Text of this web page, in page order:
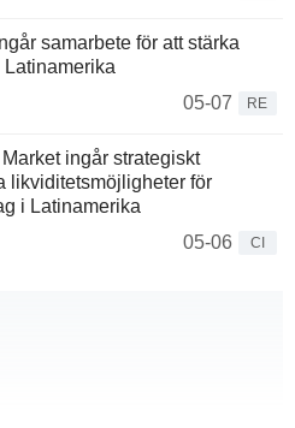
samarbete för att stärka
Latinamerika
05-07
RE
ingår strategiskt
likviditetsmöjligheter för
i Latinamerika
05-06
CI